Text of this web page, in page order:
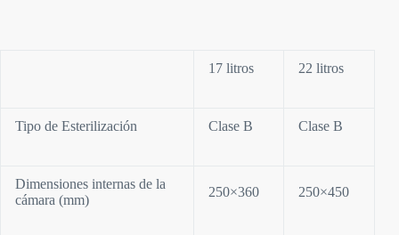
17 litros 22 litros
Tipo de Esterilización Clase B Clase B
Dimensiones internas de la
cámara (mm)
250×360 250×450